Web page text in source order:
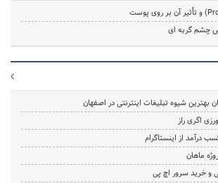
چشم گربه ای
شیوه تبلیغات اینترنتی در اصفهان
اگری راز
درآمد از اینستاگرام
ماهان